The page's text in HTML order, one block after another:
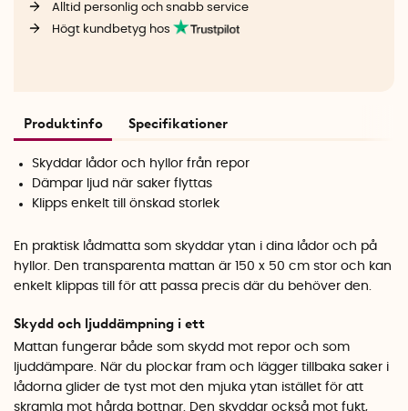
Alltid personlig och snabb service
Högt kundbetyg hos
Produktinfo Specifikationer
Skyddar lådor och hyllor från repor
Dämpar ljud när saker flyttas
Klipps enkelt till önskad storlek
En praktisk lådmatta som skyddar ytan i dina lådor och på
hyllor. Den transparenta mattan är 150 x 50 cm stor och kan
enkelt klippas till för att passa precis där du behöver den.
Skydd och ljuddämpning i ett
Mattan fungerar både som skydd mot repor och som
ljuddämpare. När du plockar fram och lägger tillbaka saker i
lådorna glider de tyst mot den mjuka ytan istället för att
skramla mot hårda bottnar. Den skyddar också mot fukt,